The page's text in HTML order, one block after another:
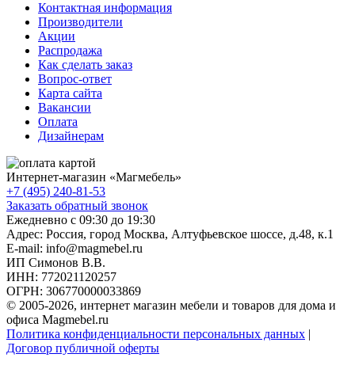
Контактная информация
Производители
Акции
Распродажа
Как сделать заказ
Вопрос-ответ
Карта сайта
Вакансии
Оплата
Дизайнерам
Интернет-магазин «Магмебель»
+7 (495) 240-81-53
Заказать обратный звонок
Ежедневно с 09:30 до 19:30
Адрес: Россия, город Москва, Алтуфьевское шоссе, д.48, к.1
E-mail: info@magmebel.ru
ИП Симонов В.В.
ИНН: 772021120257
ОГРН: 306770000033869
© 2005-2026, интернет магазин мебели и товаров для дома и
офиса Magmebel.ru
Политика конфиденциальности персональных данных |
Договор публичной оферты